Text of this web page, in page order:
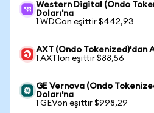
Western Digital (Ondo
Doları'na
1 WDCon eşittir $442,93
AXT (Ondo Tokenized)'dan
1 AXTIon eşittir $88,56
GE Vernova (Ondo
Doları'na
1 GEVon eşittir $998,29